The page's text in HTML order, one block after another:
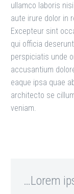
ullamco laboris
aute irure dolor in
Excepteur sint
qui officia
perspiciatis unde
accusantium
eaque ipsa quae
architecto se
veniam.
…Lorem